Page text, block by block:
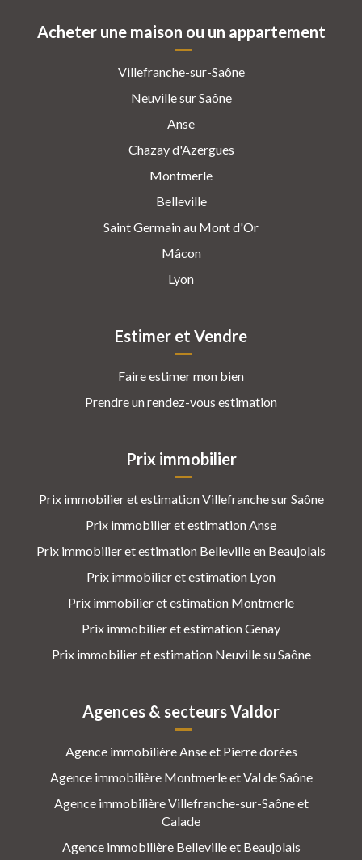
Acheter une maison ou un appartement
Villefranche-sur-Saône
Neuville sur Saône
Anse
Chazay d'Azergues
Montmerle
Belleville
Saint Germain au Mont d'Or
Mâcon
Lyon
Estimer et Vendre
Faire estimer mon bien
Prendre un rendez-vous estimation
Prix immobilier
Prix immobilier et estimation Villefranche sur Saône
Prix immobilier et estimation Anse
Prix immobilier et estimation Belleville en Beaujolais
Prix immobilier et estimation Lyon
Prix immobilier et estimation Montmerle
Prix immobilier et estimation Genay
Prix immobilier et estimation Neuville su Saône
Agences & secteurs Valdor
Agence immobilière Anse et Pierre dorées
Agence immobilière Montmerle et Val de Saône
Agence immobilière Villefranche-sur-Saône et
Calade
Agence immobilière Belleville et Beaujolais